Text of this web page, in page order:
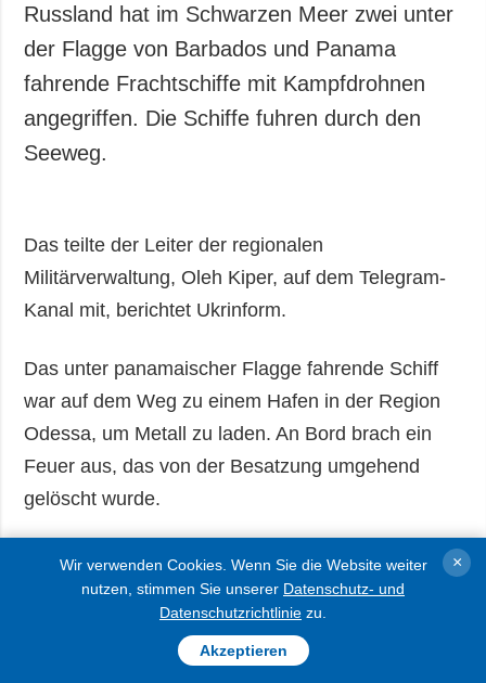
Russland hat im Schwarzen Meer zwei unter
der Flagge von Barbados und Panama
fahrende Frachtschiffe mit Kampfdrohnen
angegriffen. Die Schiffe fuhren durch den
Seeweg.
Das teilte der Leiter der regionalen
Militärverwaltung, Oleh Kiper, auf dem Telegram-
Kanal mit, berichtet Ukrinform.
Das unter panamaischer Flagge fahrende Schiff
war auf dem Weg zu einem Hafen in der Region
Odessa, um Metall zu laden. An Bord brach ein
Feuer aus, das von der Besatzung umgehend
gelöscht wurde.
Der Feind attackierte zudem in mehreren
Angriffswellen den Süden der Region Odessa.
Dabei wurden zivile Einrichtungen und die
Energieinfrastruktur getroffen.
Wir verwenden Cookies. Wenn Sie die Website weiter
nutzen, stimmen Sie unserer Datenschutz- und
Datenschutzrichtlinie zu.
Akzeptieren
×